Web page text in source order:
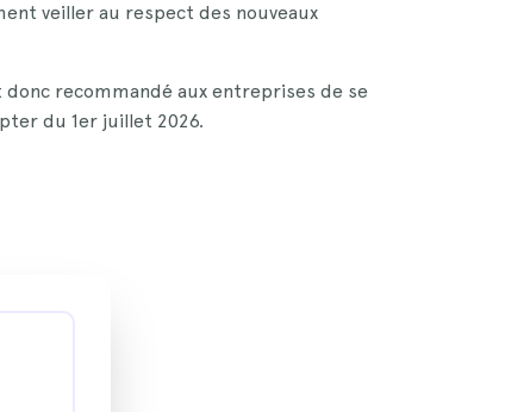
veiller au respect des nouveaux
recommandé aux entreprises de se
du 1er juillet 2026.